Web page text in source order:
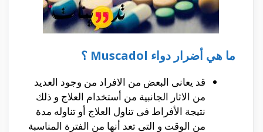
ما هي أضرار دواء Muscadol ؟
قد يعانى البعض من الافراد من وجود العديد
من الاثار الجانبية من أستخدام العلاج و ذلك
نتيجة الأفراط فى تناول العلاج أو تناوله مدة
من الوقت و التى تعد أنها من الفترة المناسبة